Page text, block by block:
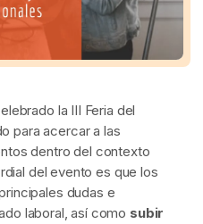
la III Feria del
para acercar a las
dentro del contexto
del evento es que los
dudas e
laboral, así como subir